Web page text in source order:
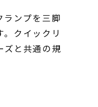
ランプを三脚
クイックリ
ズと共通の規